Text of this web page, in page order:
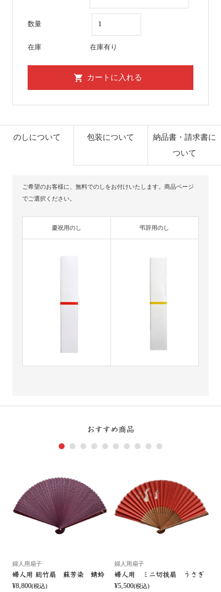
数量
在庫 在庫有り
のしについて 包装について
納品書・請求書に
ついて
ご希望のお客様に、無料でのしをお付けいたします。商品ページ
でご選択ください。
慶祝用のし 弔辞用のし
おすすめ商品
婦人用扇子
婦人用 総竹扇 蘇芳染 蜻蛉
¥8,800(税込)
婦人用扇子
婦人用 ミニ切抜扇 うさぎ
¥5,500(税込)
1 2 3 4 5 6 7 8 9 10